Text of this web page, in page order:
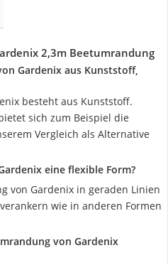
2,3m Beetumrandung
Gardenix aus Kunststoff,
besteht aus Kunststoff.
sich zum Beispiel die
Vergleich als Alternative
eine flexible Form?
von Gardenix in geraden Linien
wie in anderen Formen
von Gardenix